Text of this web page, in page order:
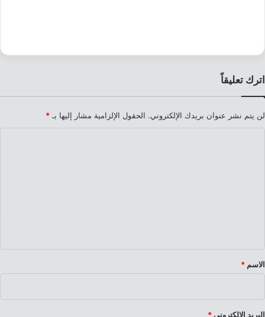
اترك تعليقاً
لن يتم نشر عنوان بريدك الإلكتروني. الحقول الإلزامية مشار إليها بـ *
*
الاسم *
البريد الإلكتروني *